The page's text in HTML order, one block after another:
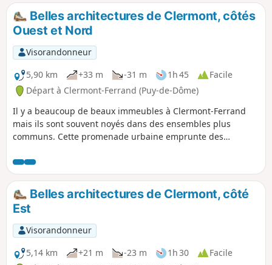
Belles architectures de Clermont, côtés
Ouest et Nord
Visorandonneur
5,90 km
+33 m -31 m 1h 45
Facile
Départ à Clermont-Ferrand (Puy-de-Dôme)
Il y a beaucoup de beaux immeubles à Clermont-Ferrand
mais ils sont souvent noyés dans des ensembles plus
communs. Cette promenade urbaine emprunte des
architecturale. Bien que ce circuit soit plutôt dédié à la
période fin XIXe-début XXe, l'itinéraire emprunte aussi
quelques rues du centre historique bordées d'immeubles
plus anciens. L'itinéraire proposé explore plus
particulièrement l'Ouest et le Nord du centre de Clermont-
Ferrand.
Belles architectures de Clermont, côté
Est
Visorandonneur
5,14 km
+21 m -23 m 1h 30
Facile